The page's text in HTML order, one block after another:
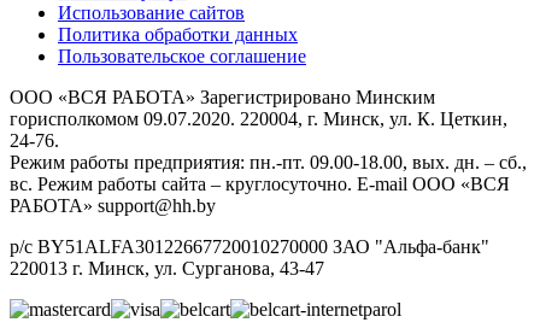
Использование сайтов
Политика обработки данных
Пользовательское соглашение
ООО «ВСЯ РАБОТА» Зарегистрировано Минским
горисполкомом 09.07.2020. 220004, г. Минск, ул. К. Цеткин,
24-76.
Режим работы предприятия: пн.-пт. 09.00-18.00, вых. дн. – сб.,
вс. Режим работы сайта – круглосуточно. E-mail ООО «ВСЯ
РАБОТА» support@hh.by
р/с BY51ALFA30122667720010270000 ЗАО "Альфа-банк"
220013 г. Минск, ул. Сурганова, 43‑47